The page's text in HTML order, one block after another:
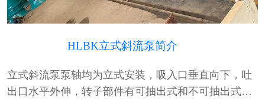
HLBK立式斜流泵简介
立式斜流泵泵轴均为立式安装，吸入口垂直向下，吐
出口水平外伸，转子部件有可抽出式和不可抽出式两